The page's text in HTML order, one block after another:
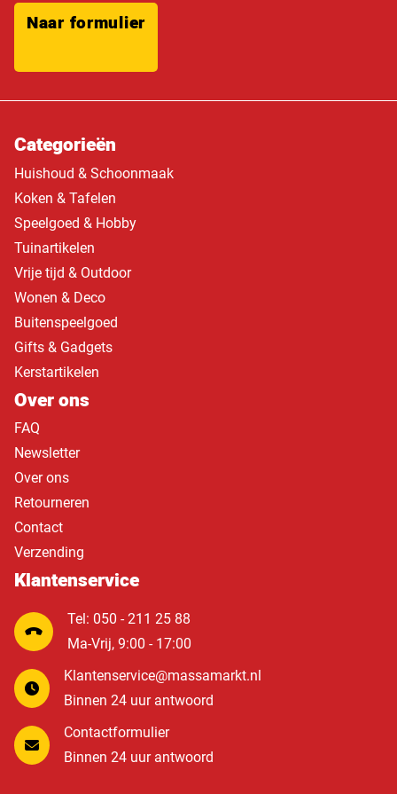
Naar formulier
Categorieën
Huishoud & Schoonmaak
Koken & Tafelen
Speelgoed & Hobby
Tuinartikelen
Vrije tijd & Outdoor
Wonen & Deco
Buitenspeelgoed
Gifts & Gadgets
Kerstartikelen
Over ons
FAQ
Newsletter
Over ons
Retourneren
Contact
Verzending
Klantenservice
Tel: 050 - 211 25 88
Ma-Vrij, 9:00 - 17:00
Klantenservice@massamarkt.nl
Binnen 24 uur antwoord
Contactformulier
Binnen 24 uur antwoord